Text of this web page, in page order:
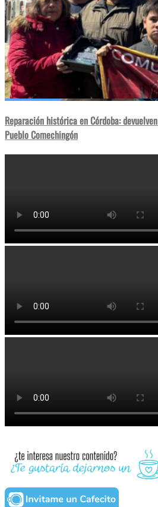
Reparación histórica en Córdoba:
Pueblo Comechingón